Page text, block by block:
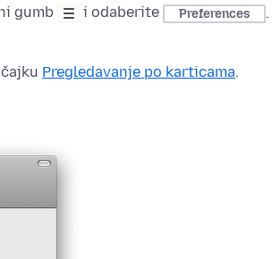
gumb i odaberite Preferences .
Pregledavanje po karticama.